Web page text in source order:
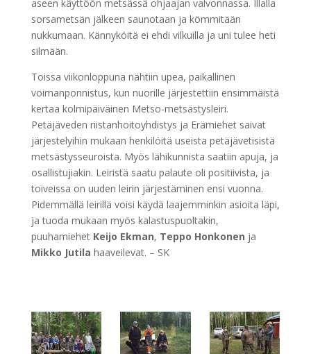
aseen käyttöön metsässä ohjaajan valvonnassa. Illalla
sorsametsän jälkeen saunotaan ja kömmitään
nukkumaan. Kännyköitä ei ehdi vilkuilla ja uni tulee heti
silmään.
Toissa viikonloppuna nähtiin upea, paikallinen
voimanponnistus, kun nuorille järjestettiin ensimmäistä
kertaa kolmipäiväinen Metso-metsästysleiri.
Petäjäveden riistanhoitoyhdistys ja Erämiehet saivat
järjestelyihin mukaan henkilöitä useista petäjävetisistä
metsästysseuroista. Myös lähikunnista saatiin apuja, ja
osallistujiakin. Leiristä saatu palaute oli positiivista, ja
toiveissa on uuden leirin järjestäminen ensi vuonna.
Pidemmällä leirillä voisi käydä laajemminkin asioita läpi,
ja tuoda mukaan myös kalastuspuoltakin,
puuhamiehet Keijo Ekman, Teppo Honkonen ja
Mikko Jutila haaveilevat. – SK